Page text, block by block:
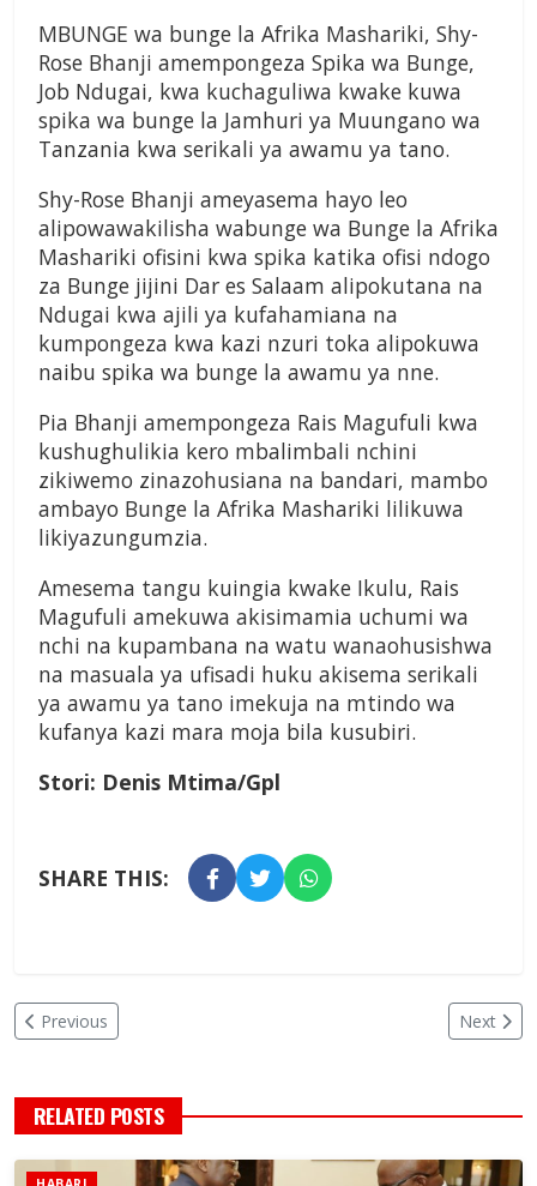
MBUNGE wa bunge la Afrika Mashariki, Shy-
Rose Bhanji amempongeza Spika wa Bunge,
Job Ndugai, kwa kuchaguliwa kwake kuwa
spika wa bunge la Jamhuri ya Muungano wa
Tanzania kwa serikali ya awamu ya tano.
Shy-Rose Bhanji ameyasema hayo leo
alipowawakilisha wabunge wa Bunge la Afrika
Mashariki ofisini kwa spika katika ofisi ndogo
za Bunge jijini Dar es Salaam alipokutana na
Ndugai kwa ajili ya kufahamiana na
kumpongeza kwa kazi nzuri toka alipokuwa
naibu spika wa bunge la awamu ya nne.
Pia Bhanji amempongeza Rais Magufuli kwa
kushughulikia kero mbalimbali nchini
zikiwemo zinazohusiana na bandari, mambo
ambayo Bunge la Afrika Mashariki lilikuwa
likiyazungumzia.
Amesema tangu kuingia kwake Ikulu, Rais
Magufuli amekuwa akisimamia uchumi wa
nchi na kupambana na watu wanaohusishwa
na masuala ya ufisadi huku akisema serikali
ya awamu ya tano imekuja na mtindo wa
kufanya kazi mara moja bila kusubiri.
Stori: Denis Mtima/Gpl
SHARE THIS:
Previous Next
RELATED POSTS